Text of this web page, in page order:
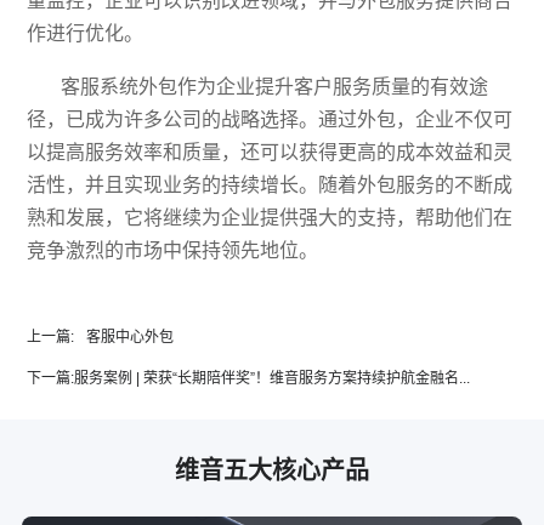
作进行优化。
客服系统外包作为企业提升客户服务质量的有效途
径，已成为许多公司的战略选择。通过外包，企业不仅可
以提高服务效率和质量，还可以获得更高的成本效益和灵
活性，并且实现业务的持续增长。随着外包服务的不断成
熟和发展，它将继续为企业提供强大的支持，帮助他们在
竞争激烈的市场中保持领先地位。
上一篇: 客服中心外包
下一篇:服务案例 | 荣获“长期陪伴奖”！维音服务方案持续护航金融名...
维音五大核心产品